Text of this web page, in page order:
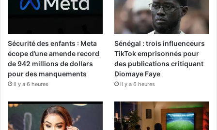
Sécurité des enfants : Meta
écope d’une amende record
de 942 millions de dollars
pour des manquements
il y a 6 heures
Sénégal : trois influenceurs
TikTok emprisonnés pour
des publications critiquant
Diomaye Faye
il y a 6 heures